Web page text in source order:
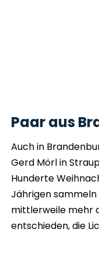
Paar aus
Auch in
Gerd Mörl in
Hunderte
Jährigen
mittlerweile mehr
entschieden, die